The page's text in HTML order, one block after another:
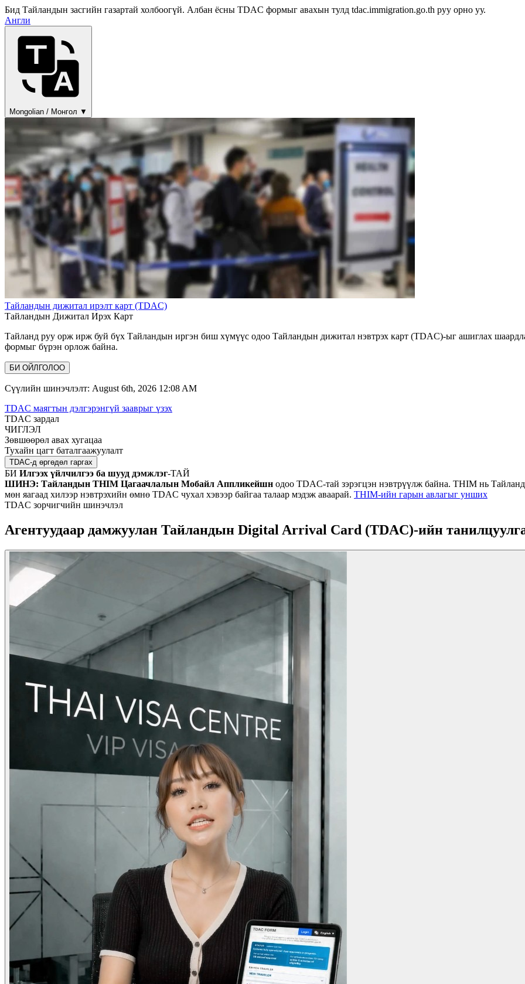
Бид Тайландын засгийн газартай холбоогүй. Албан ёсны TDAC формыг авахын тулд tdac.immigration.go.th руу орно уу.
Англи
Mongolian / Монгол ▼
Тайландын дижитал ирэлт карт (TDAC)
Тайландын Дижитал Ирэх Карт
Тайланд руу орж ирж буй бүх Тайландын иргэн биш хүмүүс одоо Тайландын дижитал нэвтрэх карт (TDAC)-ыг ашиглах
формыг бүрэн орлож байна.
БИ ОЙЛГОЛОО
Сүүлийн шинэчлэлт: August 6th, 2026 12:08 AM
TDAC маягтын дэлгэрэнгүй зааврыг үзэх
TDAC зардал
ЧИГЛЭЛ
Зөвшөөрөл авах хугацаа
Тухайн цагт баталгаажуулалт
TDAC-д өргөдөл гаргах
БИ Илгээх үйлчилгээ ба шууд дэмжлэг-ТАЙ
ШИНЭ: Тайландын THIM Цагаачлалын Мобайл Аппликейшн одоо TDAC-тай зэрэгцэн нэвтрүүлж байна. THIM нь
мөн яагаад хилээр нэвтрэхийн өмнө TDAC чухал хэвээр байгаа талаар мэдэж аваарай. THIM-ийн гарын авлагыг унших
TDAC зорчигчийн шинэчлэл
Агентуудаар дамжуулан Тайландын Digital Arrival Card (TDAC)-ийн